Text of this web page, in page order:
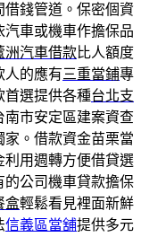
借錢管道。保密個資
汽車或機車作擔保品
洲汽車借款比人額度
人的應有三重當鋪專
首選提供各種台北支
南市安定區建案資查
。借款資金苗栗當
利用週轉方便借貸選
的公司機車貸款擔保
盒輕鬆看見裡面新鮮
信義區當舖提供多元